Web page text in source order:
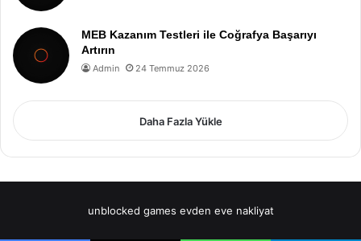
MEB Kazanım Testleri ile Coğrafya Başarıyı
Artırın
Admin 24 Temmuz 2026
Daha Fazla Yükle
unblocked games evden eve nakliyat